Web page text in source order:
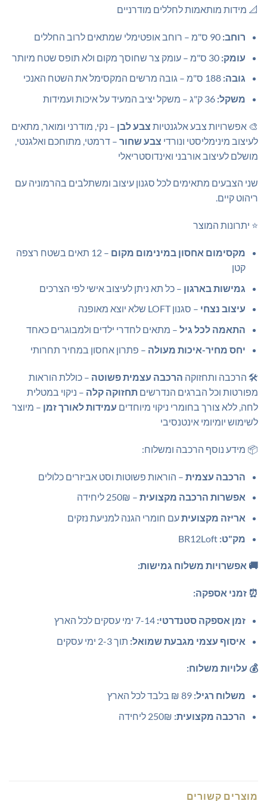
📐 מידות מותאמות לחללים מודרניים
רוחב:
עומק:
גובה:
משקל:
🎨 אפשרויות צבע אלגנטיות צבע לבן – נקי, מודרני ומואר, מתאים
לעיצוב מינימליסטי ונורדי צבע שחור – דרמטי, מתוחכם ואלגנטי,
מושלם לעיצוב אורבני ואינדוסטריאלי
שני הצבעים מתאימים לכל סגנון עיצוב ומשתלבים בהרמוניה עם
ריהוט קיים.
⭐ יתרונות המוצר
מקסימום אחסון במינימום מקום
– 12 תאים בשטח רצפה
קטן
גמישות בארגון – כל תא ניתן לעיצוב אישי לפי הצרכים
עיצוב נצחי – סגנון LOFT שלא יוצא מאופנה
התאמה לכל גיל– מתאים לחדרי ילדים ולמבוגרים כאחד
יחס מחיר-איכות מעולה – פתרון אחסון במחיר תחרותי
🛠️ הרכבה ותחזוקה הרכבה עצמית פשוטה – כוללת הוראות
מפורטות וכל הברגים הנדרשים תחזוקה קלה – ניקוי במטלית
לחה, ללא צורך בחומרי ניקוי מיוחדים עמידות לאורך זמן – מיוצר
לשימוש יומיומי אינטנסיבי
📦 מידע נוסף הרכבה ומשלוח:
הרכבה עצמית– הוראות פשוטות וסט אביזרים כלולים
אפשרות הרכבה מקצועית– 250₪ ליחידה
אריזה מקצועיתעם חומרי הגנה למניעת נזקים
מק"ט:
🚚 אפשרויות משלוח גמישות:
⏰ זמני אספקה:
זמן אספקה סטנדרטי:
איסוף עצמי מגבעת שמואל: תוך 2-3 ימי עסקים
💰 עלויות משלוח:
משלוח רגיל:
הרכבה מקצועית:
מוצרים קשורים